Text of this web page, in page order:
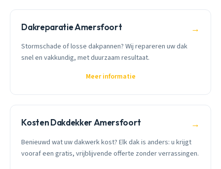
Dakreparatie Amersfoort →
Stormschade of losse dakpannen? Wij repareren uw dak
snel en vakkundig, met duurzaam resultaat.
Meer informatie
Kosten Dakdekker Amersfoort →
Benieuwd wat uw dakwerk kost? Elk dak is anders: u krijgt
vooraf een gratis, vrijblijvende offerte zonder verrassingen.